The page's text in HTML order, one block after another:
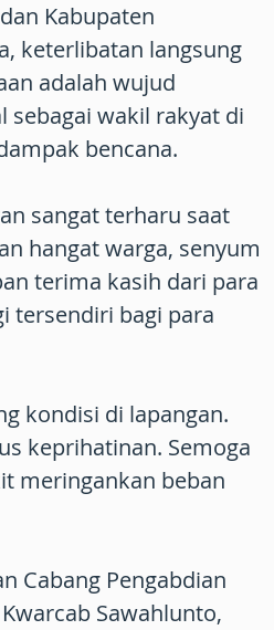
Kabupaten
keterlibatan langsung
adalah wujud
sebagai wakil rakyat di
bencana.
sangat terharu saat
hangat warga, senyum
terima kasih dari para
tersendiri bagi para
kondisi di lapangan.
keprihatinan. Semoga
meringankan beban
Cabang Pengabdian
Sawahlunto,